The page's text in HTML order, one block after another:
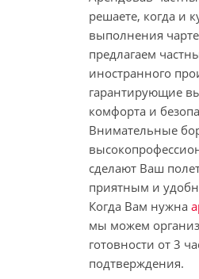
решаете, когда и
выполнения
предлагаем
иностранного
гарантирующие
комфорта и
Внимательные
сделают Ваш
приятным и
Когда Вам нужна
мы можем
готовности от 3
подтверждения.